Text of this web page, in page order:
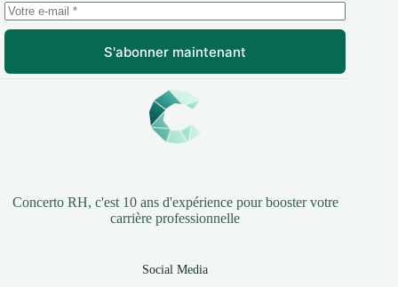
S'abonner maintenant
Concerto RH, c'est 10 ans d'expérience pour booster votre
carrière professionnelle
Social Media